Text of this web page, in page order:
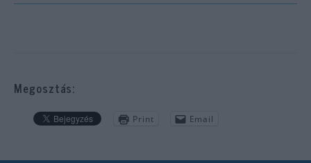
Megosztás:
Print Email